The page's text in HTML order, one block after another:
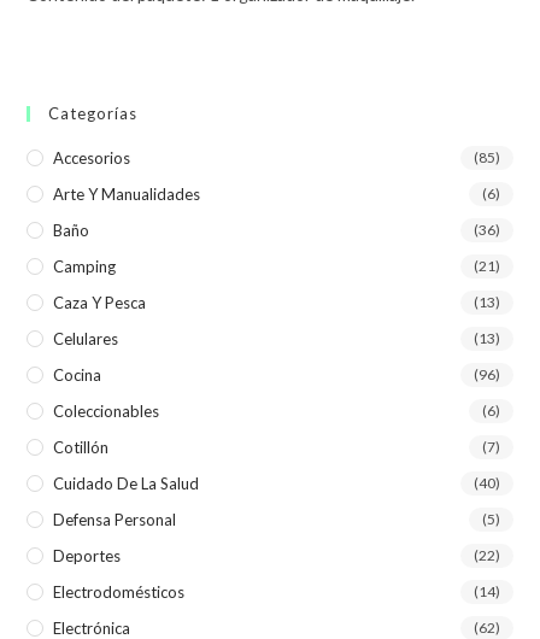
Categorías
Accesorios (85)
Arte Y Manualidades (6)
Baño (36)
Camping (21)
Caza Y Pesca (13)
Celulares (13)
Cocina (96)
Coleccionables (6)
Cotillón (7)
Cuidado De La Salud (40)
Defensa Personal (5)
Deportes (22)
Electrodomésticos (14)
Electrónica (62)